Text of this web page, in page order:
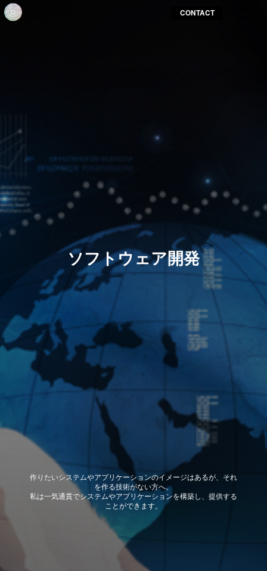
CONTACT
ソフトウェア開発
作りたいシステムやアプリケーションのイメージはあるが、それ
を作る技術がない方へ。
私は一気通貫でシステムやアプリケーションを構築し、提供する
ことができます。